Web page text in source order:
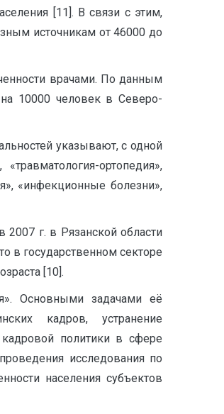
[11]. В связи с этим,
источникам от 46000 до
врачами. По данным
10000 человек в Северо-
указывают, с одной
ортопедия»,
«инфекционные болезни»,
г. в Рязанской области
в государственном секторе
[10].
Основными задачами её
кадров, устранение
политики в сфере
исследования по
населения субъектов